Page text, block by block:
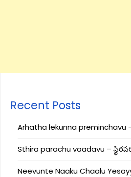
Recent Posts
Arhatha lekunna preminchavu
Sthira parachu vaadavu –
Neevunte Naaku Chaalu